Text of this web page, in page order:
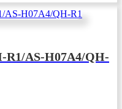
R1/AS-H07A4/QH-